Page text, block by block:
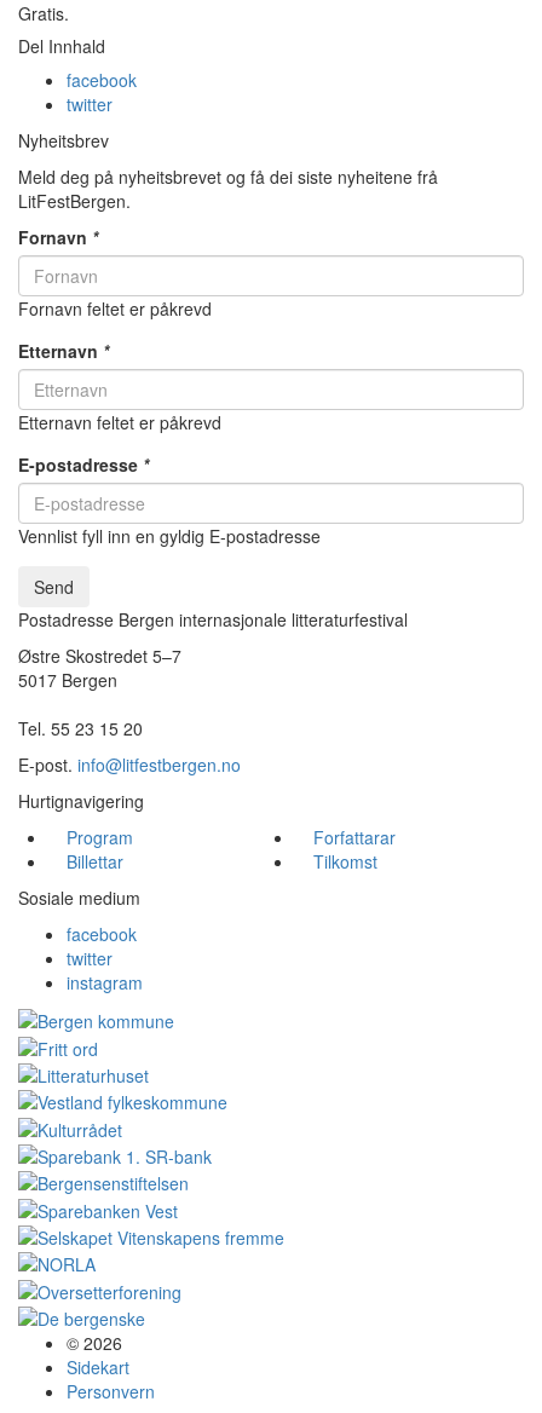
Gratis.
Del Innhald
facebook
twitter
Nyheitsbrev
Meld deg på nyheitsbrevet og få dei siste nyheitene frå
LitFestBergen.
Fornavn *
Fornavn feltet er påkrevd
Etternavn *
Etternavn feltet er påkrevd
E-postadresse *
Vennlist fyll inn en gyldig E-postadresse
Send
Postadresse Bergen internasjonale litteraturfestival
Østre Skostredet 5–7
5017 Bergen
Tel. 55 23 15 20
E-post. info@litfestbergen.no
Hurtignavigering
Program
Forfattarar
Billettar
Tilkomst
Sosiale medium
facebook
twitter
instagram
© 2026
Sidekart
Personvern